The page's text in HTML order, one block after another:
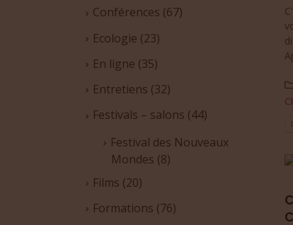
Conférences (67)
Ecologie (23)
En ligne (35)
Entretiens (32)
Festivals – salons (44)
Festival des Nouveaux
Mondes (8)
Films (20)
Formations (76)